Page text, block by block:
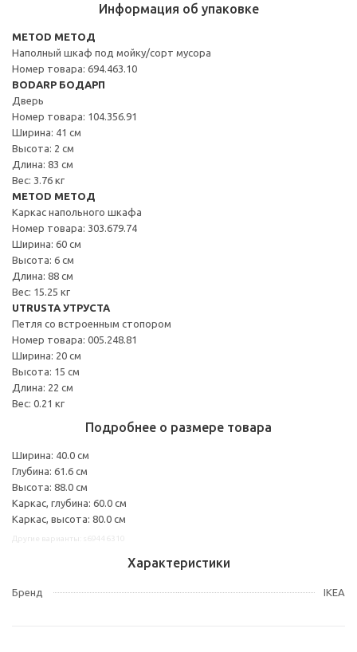
Информация об упаковке
METOD МЕТОД
Наполный шкаф под мойку/сорт мусора
Номер товара: 694.463.10
BODARP БОДАРП
Дверь
Номер товара: 104.356.91
Ширина: 41 см
Высота: 2 см
Длина: 83 см
Вес: 3.76 кг
METOD МЕТОД
Каркас напольного шкафа
Номер товара: 303.679.74
Ширина: 60 см
Высота: 6 см
Длина: 88 см
Вес: 15.25 кг
UTRUSTA УТРУСТА
Петля со встроенным стопором
Номер товара: 005.248.81
Ширина: 20 см
Высота: 15 см
Длина: 22 см
Вес: 0.21 кг
Подробнее о размере товара
Ширина: 40.0 см
Глубина: 61.6 см
Высота: 88.0 см
Каркас, глубина: 60.0 см
Каркас, высота: 80.0 см
Характеристики
Бренд IKEA